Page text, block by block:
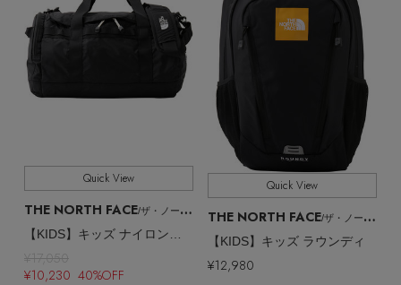
Quick View
THE NORTH FACE/ザ・ノース・フェイス
¥17,050
¥10,230 40%OFF
Quick View
THE NORTH FACE/ザ・ノース・フェイス
【KIDS】キッズ ラウンディ
¥12,980